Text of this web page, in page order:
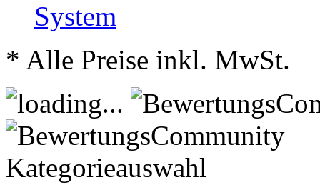
System
* Alle Preise inkl. MwSt.
Kategorieauswahl